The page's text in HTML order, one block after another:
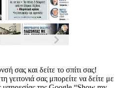
σας και δείτε το σπίτι σας!
γειτονιά σας μπορείτε να δείτε με